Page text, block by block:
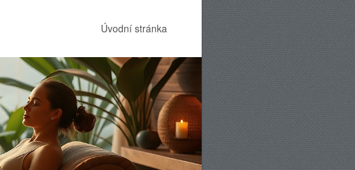
Menu
Skip to content
Úvodní stránka